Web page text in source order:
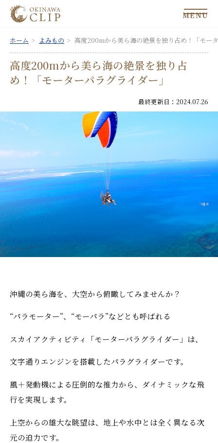
MENU
ホーム よみもの 高度200mから美ら海の絶景を独り占め！「モー
高度200mから美ら海の絶景を独り占
め！「モーターパラグライダー」
最終更新日：2024.07.26
沖縄の美ら海を、大空から俯瞰してみませんか？
“パラモーター”、“モーパラ”などとも呼ばれる
スカイアクティビティ「モーターパラグライダー」は、
文字通りエンジンを搭載したパラグライダーです。
風＋発動機による圧倒的な推力から、ダイナミックな飛
行を実現します。
上空からの雄大な眺望は、地上や水中とは全く異なる次
元の迫力です。